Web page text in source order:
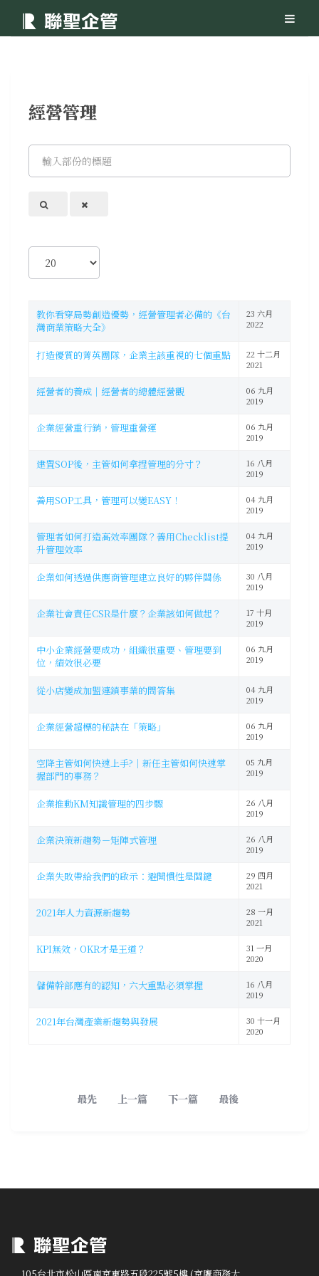
經營管理
題
教你看穿局勢創造優勢，經營管理者必備的《台
灣商業策略大全》
23 六月
2022
打造優質的菁英團隊，企業主該重視的七個重點
22 十二月
2021
經營者的養成｜經營者的總體經營觀
06 九月
2019
企業經營重行銷，管理重營運
06 九月
2019
建置SOP後，主管如何拿捏管理的分寸？
16 八月
2019
善用SOP工具，管理可以變EASY！
04 九月
2019
管理者如何打造高效率團隊？善用Checklist提
升管理效率
04 九月
2019
企業如何透過供應商管理建立良好的夥伴關係
30 八月
2019
企業社會責任CSR是什麼？企業該如何做起？
17 十月
2019
中小企業經營要成功，組織很重要、管理要到
位，績效很必要
06 九月
2019
從小店變成加盟連鎖事業的問答集
04 九月
2019
企業經營超標的秘訣在「策略」
06 九月
2019
空降主管如何快速上手?｜新任主管如何快速掌
握部門的事務？
05 九月
2019
企業推動KM知識管理的四步驟
26 八月
2019
企業決策新趨勢－矩陣式管理
26 八月
2019
企業失敗帶給我們的啟示：避開慣性是關鍵
29 四月
2021
2021年人力資源新趨勢
28 一月
2021
KPI無效，OKR才是王道？
31 一月
2020
儲備幹部應有的認知，六大重點必須掌握
16 八月
2019
2021年台灣產業新趨勢與發展
30 十一月
2020
最先 上一篇 下一篇 最後
105台北市松山區南京東路五段225號5樓 (京鷹商務大